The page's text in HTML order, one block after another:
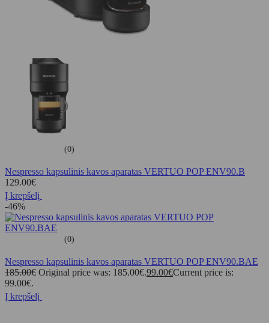
(0)
Nespresso kapsulinis kavos aparatas VERTUO POP ENV90.B
129.00€
Į krepšelį
-46%
(0)
Nespresso kapsulinis kavos aparatas VERTUO POP ENV90.BAE
185.00€ Original price was: 185.00€.99.00€Current price is:
99.00€.
Į krepšelį